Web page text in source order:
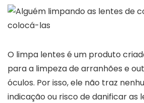
O limpa lentes é um produto
para a limpeza de arranhões e
óculos. Por isso, ele não traz
indicação ou risco de danificar as